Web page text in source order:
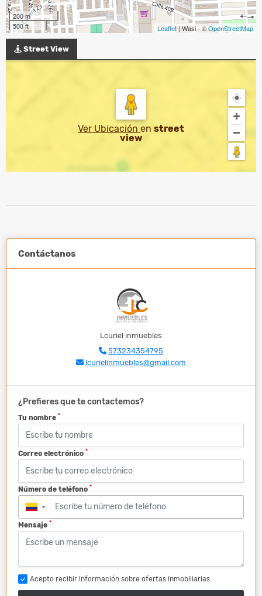
200 m
500 ft
Leaflet| Wasi - ©OpenStreetMap
Street View
Ver Ubicación en street
view
Contáctanos
Lcuriel inmuebles
573234354795
lcurielinmuebles@gmail.com
¿Prefieres que te contactemos?
Tu nombre *
Correo electrónico *
Número de teléfono *
▼
Mensaje *
Acepto recibir información sobre ofertas inmobiliarias